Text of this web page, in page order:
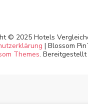
© 2025 Hotels
| Blossom
Themes. Bereitgestellt